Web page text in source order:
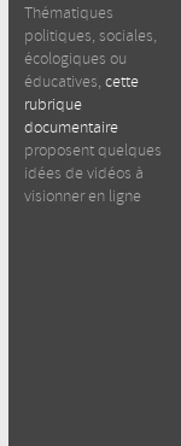
Thématiques
politiques, sociales,
écologiques ou
éducatives, cette
rubrique
documentaire
proposent quelques
idées de vidéos à
visionner en ligne